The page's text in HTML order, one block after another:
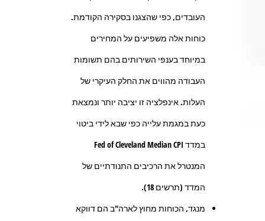
העובדים, כפי שהצגנו בסקירה הקודמת.
כוחות אלה משפיעים על המחירים
במיוחד בענפי השירותים בהם תשומות
העבודה מהווים את החלק העיקרי של
העלות. אינפלציה זו יציבה יותר ונמצאת
כעת במגמת עלייה כפי שבא לידי ביטוי
במדד Fed of Cleveland Median CPI
המנטרל את הרכיבים התנודתיים של
המדד (תרשים 18).
מנגד, הכוחות מחוץ לארה"ב הם דווקא